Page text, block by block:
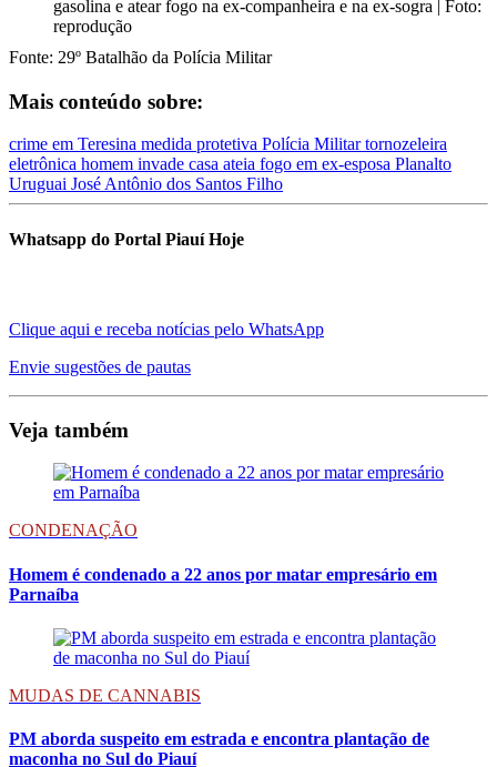
gasolina e atear fogo na ex-companheira e na ex-sogra | Foto:
reprodução
Fonte: 29º Batalhão da Polícia Militar
Mais conteúdo sobre:
crime em Teresina medida protetiva Polícia Militartornozeleira
eletrônica homem invade casa ateia fogo em ex-esposa Planalto
Uruguai José Antônio dos Santos Filho
Whatsapp do Portal Piauí Hoje
Clique aqui e receba notícias pelo WhatsApp
Envie sugestões de pautas
Veja também
CONDENAÇÃO
Homem é condenado a 22 anos por matar empresário em
Parnaíba
MUDAS DE CANNABIS
PM aborda suspeito em estrada e encontra plantação de
maconha no Sul do Piauí